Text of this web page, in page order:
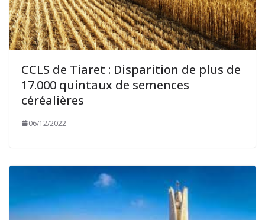
CCLS de Tiaret : Disparition de plus de
17.000 quintaux de semences
céréalières
06/12/2022